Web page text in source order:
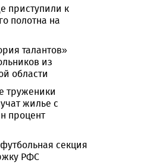
приступили к
полотна на
талантов»
из
области
труженики
жилье с
процент
секция
РФС